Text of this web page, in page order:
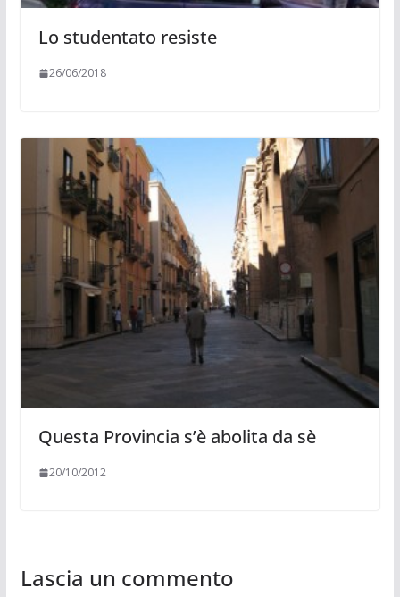
Lo studentato resiste
26/06/2018
Questa Provincia s’è abolita da sè
20/10/2012
Lascia un commento